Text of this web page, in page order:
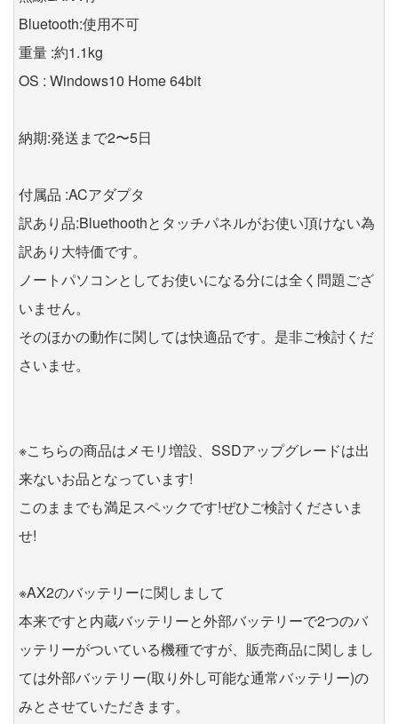
Bluetooth:使用不可
重量 :約1.1kg
OS : Windows10 Home 64bit
納期:発送まで2〜5日
付属品 :ACアダプタ
訳あり品:Bluethoothとタッチパネルがお使い頂けない為
訳あり大特価です。
ノートパソコンとしてお使いになる分には全く問題ござ
いません。
そのほかの動作に関しては快適品です。是非ご検討くだ
さいませ。
※こちらの商品はメモリ増設、SSDアップグレードは出
来ないお品となっています!
このままでも満足スペックです!ぜひご検討くださいま
せ!
※AX2のバッテリーに関しまして
本来ですと内蔵バッテリーと外部バッテリーで2つのバ
ッテリーがついている機種ですが、販売商品に関しまし
ては外部バッテリー(取り外し可能な通常バッテリー)の
みとさせていただきます。